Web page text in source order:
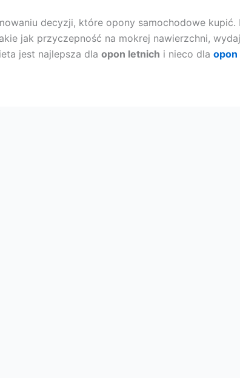
decyzji, które opony samochodowe kupić.
jak przyczepność na mokrej nawierzchni,
jest najlepsza dla opon letnich i nieco dla opon